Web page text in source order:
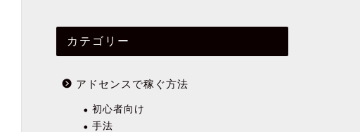
カテゴリー
アドセンスで稼ぐ方法
初心者向け
手法